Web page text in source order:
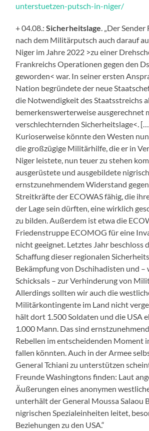
unterstuetzen-putsch-in-niger/
+ 04.08.:Sicherheitslage . „Der
nach dem Militärputsch auch darauf
Niger im Jahre 2022 >zu einer
Frankreichs Operationen gegen den
geworden< war. In seiner ersten
Nation begründete der neue
die Notwendigkeit des Staatsstreichs
bemerkenswerterweise ausgerechnet
verschlechternden Sicherheitslage<.
Kurioserweise könnte den Westen
die großzügige Militärhilfe, die er in
Niger leistete, nun teuer zu stehen
ausgerüstete und ausgebildete
ernstzunehmendem Widerstand
Streitkräfte der ECOWAS fähig, die
der Lage sein dürften, eine wirklich
zu bilden. Außerdem ist etwa die
Friedenstruppe ECOMOG für eine
nicht geeignet. Letztes Jahr beschloss
Schaffung dieser regionalen
Bekämpfung von Dschihadisten und –
Schicksals – zur Verhinderung von
Allerdings sollten wir auch die
Militärkontingente im Land nicht
hält dort 1.500 Soldaten und die USA
1.000 Mann. Das sind
Rebellen im entscheidenden Moment
fallen könnten. Auch in der Armee
General Tchiani zu unterstützen
Freunde Washingtons finden: Laut
Äußerungen eines anonymen
unterhält der General Moussa Salaou
nigrischen Spezialeinheiten leitet,
Beziehungen zu den USA.“